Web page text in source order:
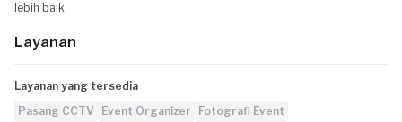
lebih baik
Layanan
Layanan yang tersedia
Pasang CCTV
Event Organizer
Fotografi Event